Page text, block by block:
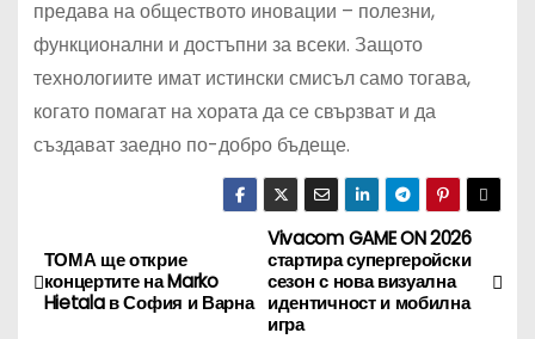
предава на обществото иновации – полезни,
функционални и достъпни за всеки. Защото
технологиите имат истински смисъл само тогава,
когато помагат на хората да се свързват и да
създават заедно по-добро бъдеще.
Н
а
Vivacom GAME ON 2026
стартира супергеройски
сезон с нова визуална
идентичност и мобилна
игра
ТОМА ще открие
концертите на Marko
Hietala в София и Варна